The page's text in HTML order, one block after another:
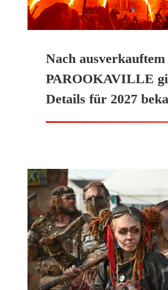
Nach
PAROOKAVILLE
Details für 2027